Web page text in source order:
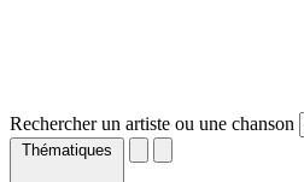
Rechercher un artiste ou une chanson
Thématiques